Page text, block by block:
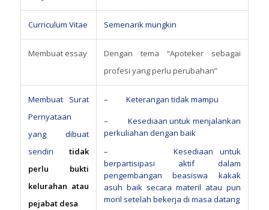
Curriculum Vitae Semenarik mungkin
Membuat essay
Dengan tema “Apoteker sebagai
profesi yang perlu perubahan”
Membuat Surat
Pernyataan
yang dibuat
sendiri tidak
perlu bukti
kelurahan atau
pejabat desa
– Keterangan tidak mampu
– Kesediaan untuk menjalankan
perkuliahan dengan baik
– Kesediaan untuk
berpartisipasi aktif dalam
pengembangan beasiswa kakak
asuh baik secara materil atau pun
moril setelah bekerja di masa datang